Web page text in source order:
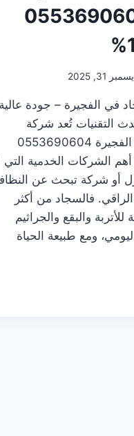
0553690604
31, 2025
في الفجيرة – جودة عالية
التقنيات تُعد شركة
تنظيف سجاد في الفجيرة 0553690604
من أهم الشركات الخدمية التي
أو شركة تبحث عن
فالسجاد من أكثر
والبقع والجراثيم
ومع طبيعة الحياة